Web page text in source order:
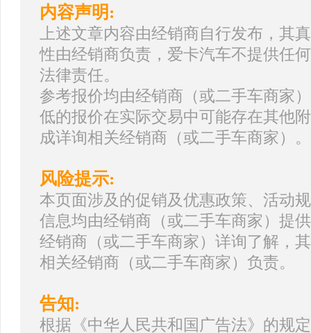
内容声明:
上述文章内容由经销商自行发布，其
性由经销商负责，爱卡汽车不提供任
法律责任。
参考报价均由经销商（或二手车商家
低的报价在实际交易中可能存在其他
成详询相关经销商（或二手车商家）。
风险提示:
本页面涉及的促销及优惠政策、活动
信息均由经销商（或二手车商家）提
经销商（或二手车商家）详询了解，
相关经销商（或二手车商家）负责。
告知:
根据《中华人民共和国广告法》的规